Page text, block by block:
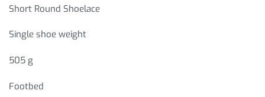
Short Round Shoelace
Single shoe weight
505 g
Footbed